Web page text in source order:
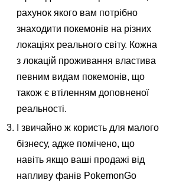
рахунок якого вам потрібно
знаходити покемонів на різних
локаціях реального світу. Кожна
з локацій проживання властива
певним видам покемонів, що
також є втіленням доповненої
реальності.
І звичайно ж користь для малого
бізнесу, адже помічено, що
навіть якщо ваші продажі від
напливу фанів PokemonGo